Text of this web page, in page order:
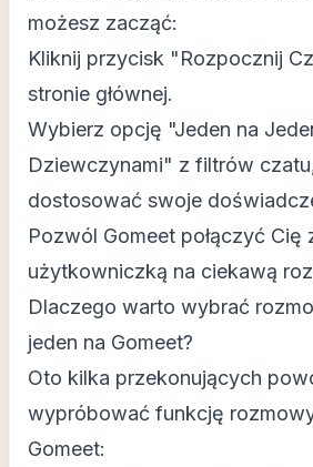
możesz zacząć:
Kliknij przycisk "Rozpocznij
stronie głównej.
Wybierz opcję "Jeden na
Dziewczynami" z filtrów
dostosować swoje
Pozwól Gomeet połączyć Cię
użytkowniczką na ciekawą
Dlaczego warto wybrać
jeden na Gomeet?
Oto kilka przekonujących
wypróbować funkcję
Gomeet: